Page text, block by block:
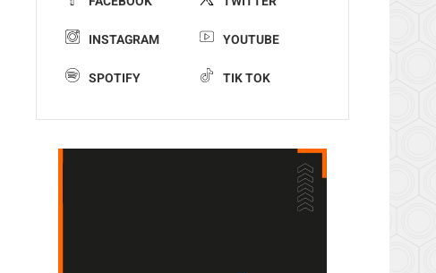
INSTAGRAM YOUTUBE
SPOTIFY TIK TOK